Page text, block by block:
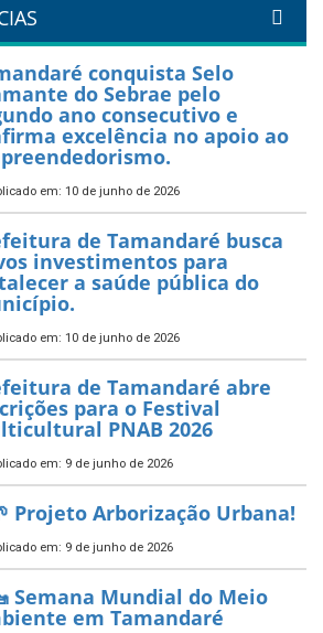
conquista Selo
do Sebrae pelo
ano consecutivo e
excelência no apoio ao
em: 10 de junho de 2026
de Tamandaré busca
investimentos para
a saúde pública do
em: 10 de junho de 2026
de Tamandaré abre
para o Festival
PNAB 2026
em: 9 de junho de 2026
Projeto Arborização Urbana!
em: 9 de junho de 2026
Semana Mundial do Meio
em Tamandaré